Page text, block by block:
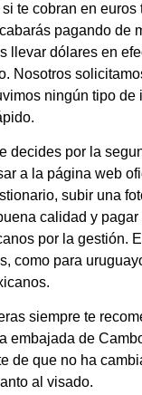
te cobran en euros
pagando de
llevar dólares en
Nosotros
ningún tipo de
decides por la
a la página web
subir una
calidad y
por la gestión.
como para
siempre te
embajada de
de que no ha
al visado.